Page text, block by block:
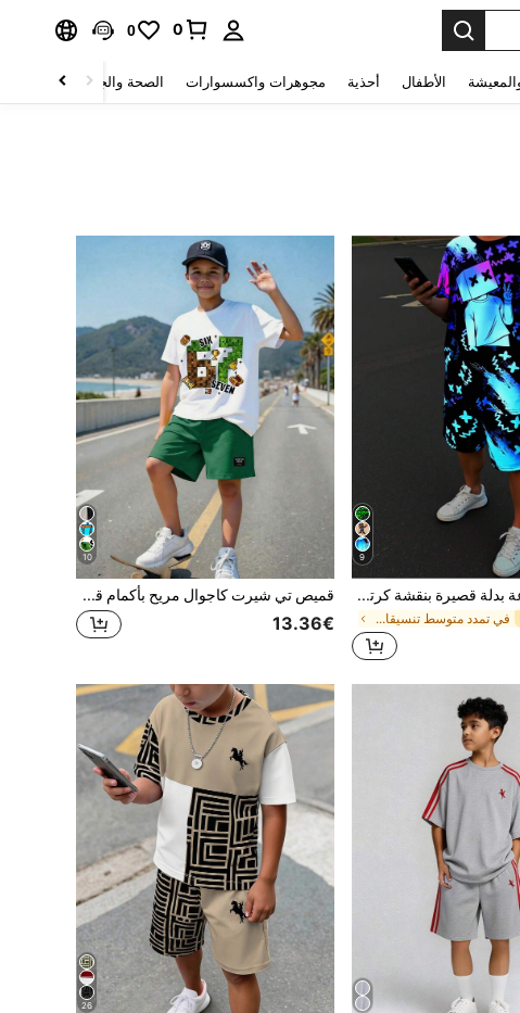
0
0
الأطفال أحذية مجوهرات واكسسوارات الصحة والجمال
9
SHEIN مجموعة بدلة قصيرة بنقشة كرتونية فلورسنت ورؤية ليلية لفتى المراهقين، قطعتين مناسبة للربيع/الصيف، للارتداء اليومي، للرياضة، للخروجات، للمدرسة، للحفلات، للمناسبات، للتصوير الفوتوغرافي
في تمدد متوسط تنسيقات تي شيرت للأولاد في سن ما قبل
10
قميص تي شيرت كاجوال مريح بأكمام قصيرة وياقة دائرية مناسب للربيع/الصيف، تصميم كلاسيكي رياضي فضفاض، أسلوب عالمي عصري للمراهقين رقم 67
13.36€
26